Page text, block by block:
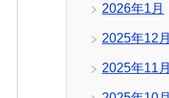
2026年1月
2025年12月
2025年11月